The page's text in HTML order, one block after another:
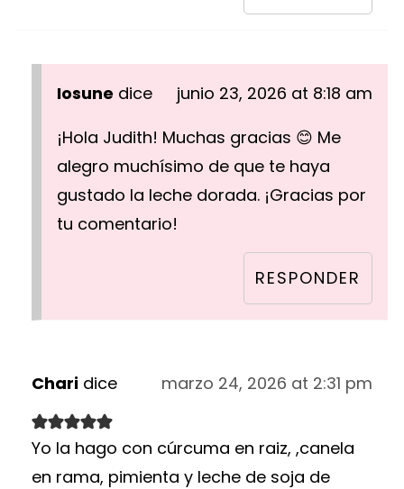
Iosune dice
junio 23, 2026 at 8:18 am
¡Hola Judith! Muchas gracias 😊 Me
alegro muchísimo de que te haya
gustado la leche dorada. ¡Gracias por
tu comentario!
RESPONDER
Chari dice marzo 24, 2026 at 2:31 pm
Yo la hago con cúrcuma en raiz, ,canela
en rama, pimienta y leche de soja de